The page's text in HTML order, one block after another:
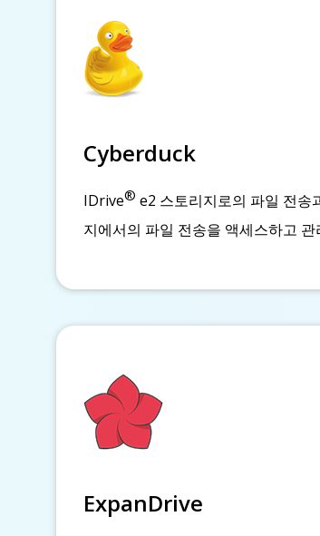
Cyberduck
IDrive® e2 스토리지로의 파일 전송
지에서의 파일 전송을 액세스하고 관
ExpanDrive